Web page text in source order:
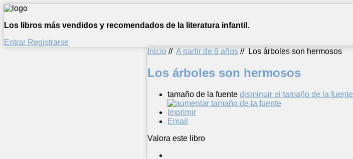
Los libros más vendidos y recomendados de la literatura infantil.
Entrar Registrarse
Inicio // A partir de 6 años // Los árboles son hermosos
Los árboles son hermosos
tamaño de la fuente disminuir el tamaño de la fuente
Imprimir
Email
Valora este libro